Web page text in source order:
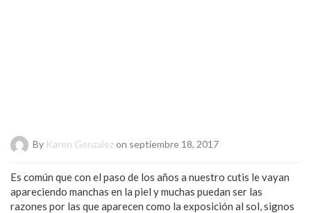
By Karen Gonzalezon septiembre 18, 2017
Es común que con el paso de los años a nuestro cutis le vayan
apareciendo manchas en la piel y muchas puedan ser las
razones por las que aparecen como la exposición al sol, signos